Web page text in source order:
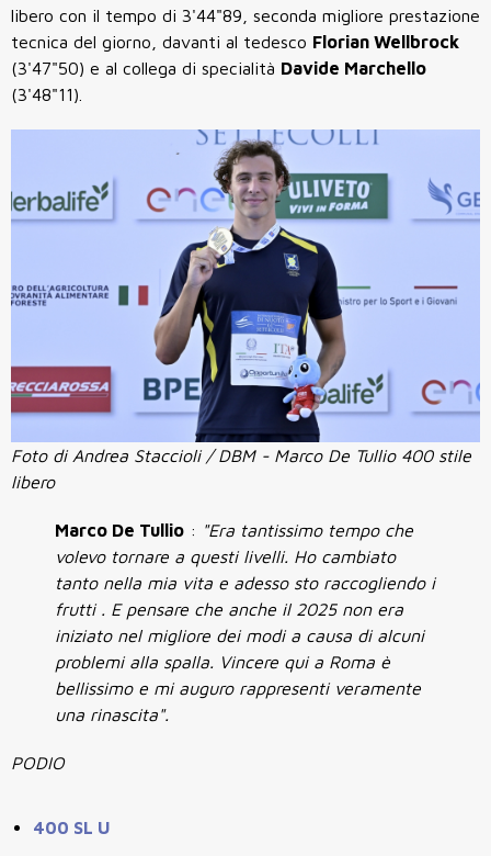
libero con il tempo di 3'44"89, seconda migliore prestazione
tecnica del giorno, davanti al tedesco Florian Wellbrock
(3'47"50) e al collega di specialità Davide Marchello
(3'48"11).
Foto di Andrea Staccioli / DBM - Marco De Tullio 400 stile
libero
Marco De Tullio : "Era tantissimo tempo che
volevo tornare a questi livelli. Ho cambiato
tanto nella mia vita e adesso sto raccogliendo i
frutti . E pensare che anche il 2025 non era
iniziato nel migliore dei modi a causa di alcuni
problemi alla spalla. Vincere qui a Roma è
bellissimo e mi auguro rappresenti veramente
una rinascita".
PODIO
400 SL U